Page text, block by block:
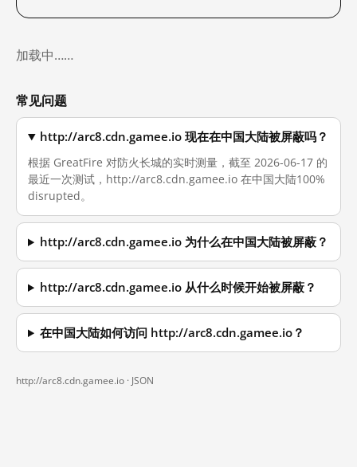
加载中……
常见问题
http://arc8.cdn.gamee.io 现在在中国大陆被屏蔽吗？
根据 GreatFire 对防火长城的实时测量，截至 2026-06-17 的
最近一次测试，http://arc8.cdn.gamee.io 在中国大陆100%
disrupted。
http://arc8.cdn.gamee.io 为什么在中国大陆被屏蔽？
http://arc8.cdn.gamee.io 从什么时候开始被屏蔽？
在中国大陆如何访问 http://arc8.cdn.gamee.io？
http://arc8.cdn.gamee.io · JSON